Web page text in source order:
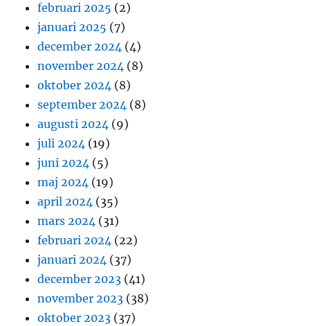
februari 2025 (2)
januari 2025 (7)
december 2024 (4)
november 2024 (8)
oktober 2024 (8)
september 2024 (8)
augusti 2024 (9)
juli 2024 (19)
juni 2024 (5)
maj 2024 (19)
april 2024 (35)
mars 2024 (31)
februari 2024 (22)
januari 2024 (37)
december 2023 (41)
november 2023 (38)
oktober 2023 (37)